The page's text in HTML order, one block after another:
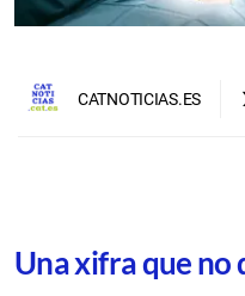
CATNOTICIAS.ES
Una xifra que no